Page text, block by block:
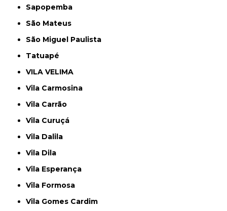
Sapopemba
São Mateus
São Miguel Paulista
Tatuapé
VILA VELIMA
Vila Carmosina
Vila Carrão
Vila Curuçá
Vila Dalila
Vila Dila
Vila Esperança
Vila Formosa
Vila Gomes Cardim